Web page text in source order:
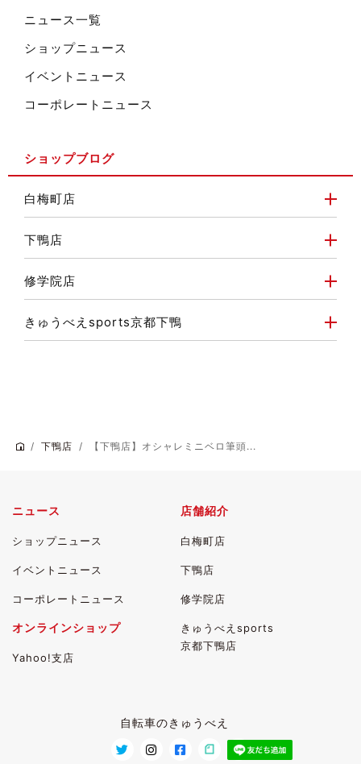
ニュース一覧
ショップニュース
イベントニュース
コーポレートニュース
ショップブログ
白梅町店
下鴨店
修学院店
きゅうべえsports京都下鴨
下鴨店 【下鴨店】オシャレミニベロ筆頭...
ニュース
ショップニュース
イベントニュース
コーポレートニュース
店舗紹介
白梅町店
下鴨店
修学院店
きゅうべえsports
京都下鴨店
オンラインショップ
Yahoo!支店
自転車のきゅうべえ